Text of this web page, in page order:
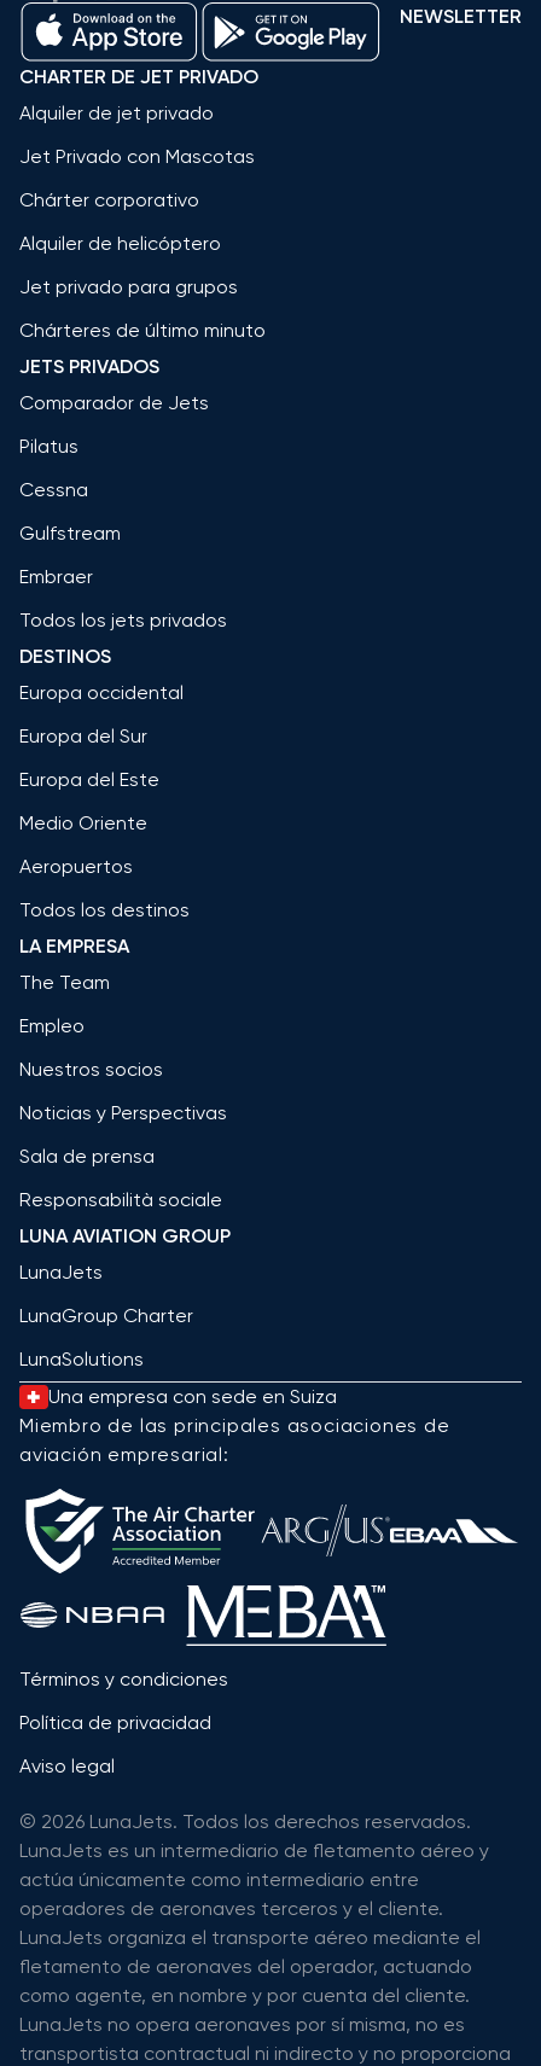
NEWSLETTER
CHARTER DE JET PRIVADO
Alquiler de jet privado
Jet Privado con Mascotas
Chárter corporativo
Alquiler de helicóptero
Jet privado para grupos
Chárteres de último minuto
JETS PRIVADOS
Comparador de Jets
Pilatus
Cessna
Gulfstream
Embraer
Todos los jets privados
DESTINOS
Europa occidental
Europa del Sur
Europa del Este
Medio Oriente
Aeropuertos
Todos los destinos
LA EMPRESA
The Team
Empleo
Nuestros socios
Noticias y Perspectivas
Sala de prensa
Responsabilità sociale
LUNA AVIATION GROUP
LunaJets
LunaGroup Charter
LunaSolutions
Una empresa con sede en Suiza
Miembro de las principales asociaciones de
aviación empresarial:
Términos y condiciones
Política de privacidad
Aviso legal
© 2026 LunaJets. Todos los derechos reservados.
LunaJets es un intermediario de fletamento aéreo y
actúa únicamente como intermediario entre
operadores de aeronaves terceros y el cliente.
LunaJets organiza el transporte aéreo mediante el
fletamento de aeronaves del operador, actuando
como agente, en nombre y por cuenta del cliente.
LunaJets no opera aeronaves por sí misma, no es
transportista contractual ni indirecto y no proporciona